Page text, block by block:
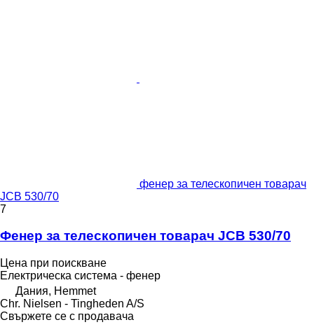
фенер за телескопичен товарач
JCB 530/70
7
Фенер за телескопичен товарач JCB 530/70
Цена при поискване
Електрическа система - фенер
Дания, Hemmet
Chr. Nielsen - Tingheden A/S
Свържете се с продавача